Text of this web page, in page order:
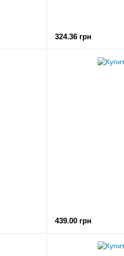
324.36 грн
439.00 грн